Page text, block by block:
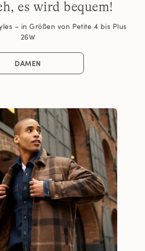
es wird bequem!
– in Größen von Petite 4 bis Plus
26W
DAMEN